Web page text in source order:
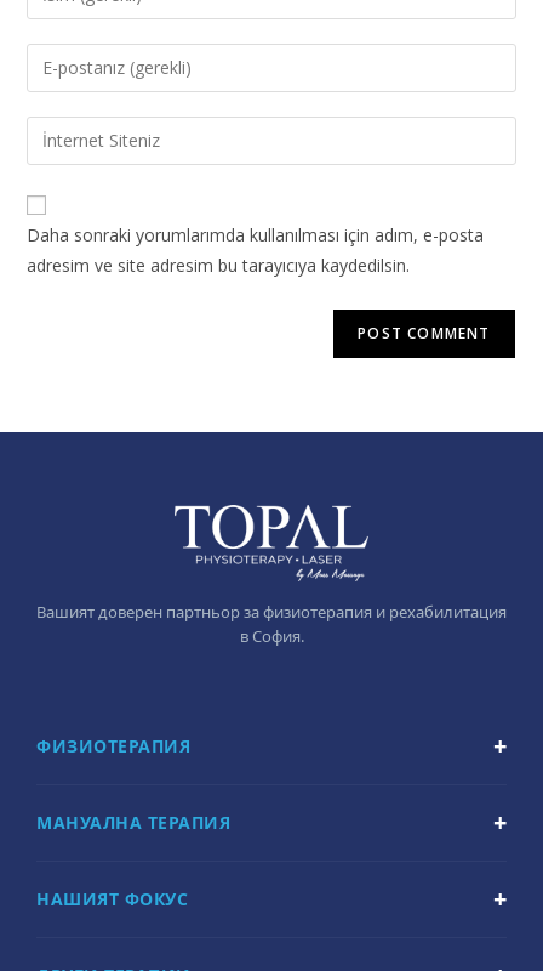
Daha sonraki yorumlarımda kullanılması için adım, e-posta
adresim ve site adresim bu tarayıcıya kaydedilsin.
Вашият доверен партньор за физиотерапия и рехабилитация
в София.
ФИЗИОТЕРАПИЯ
МАНУАЛНА ТЕРАПИЯ
НАШИЯТ ФОКУС